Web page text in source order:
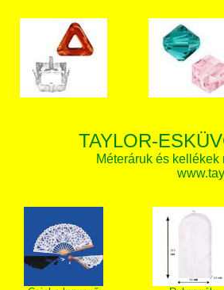
TAYLOR-
Méteráruk és